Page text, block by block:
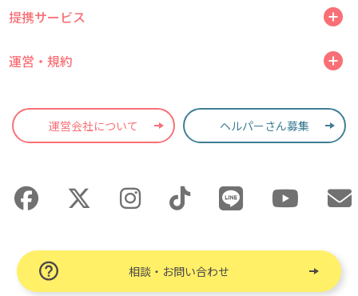
提携サービス
運営・規約
運営会社について ヘルパーさん募集
相談・お問い合わせ